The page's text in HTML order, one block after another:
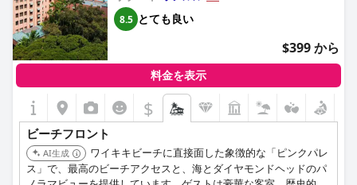
8.5 とても良い
$399 から
料金を表示
$
ビーチフロント
AI生成
ワイキキビーチに直接面した象徴的な「ピンクパレ
ス」で、最高のビーチアクセスと、海とダイヤモンドヘッドのパ